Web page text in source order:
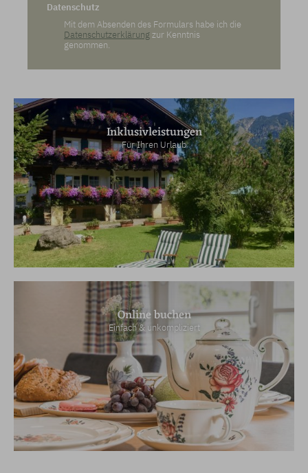
Datenschutz
Mit dem Absenden des Formulars habe ich die
Datenschutzerklärungzur Kenntnis
genommen.
Inklusivleistungen
Für Ihren Urlaub
Online buchen
Einfach & unkompliziert